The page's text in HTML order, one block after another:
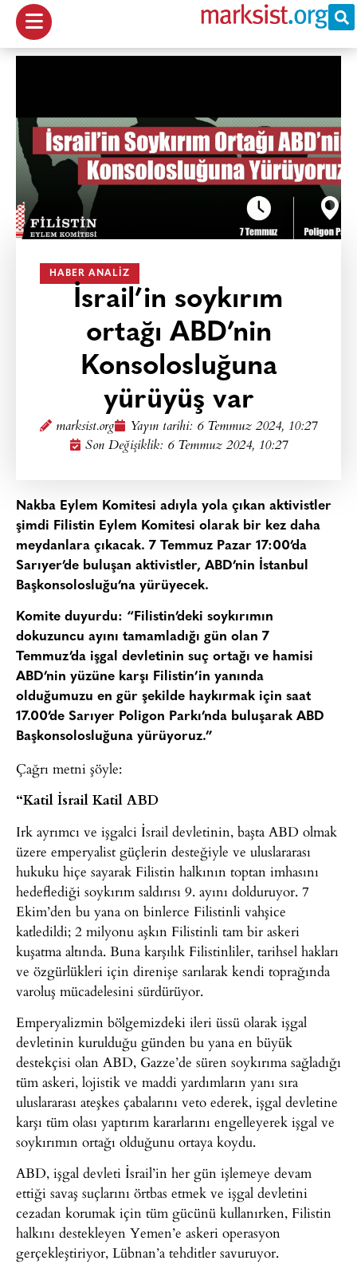
HABER ANALIZ
İsrail’in soykırım
ortağı ABD’nin
Konsolosluğuna
yürüyüş var
marksist.org Yayın tarihi: 6 Temmuz 2024, 10:27
Son Değişiklik: 6 Temmuz 2024, 10:27
Nakba Eylem Komitesi adıyla yola çıkan aktivistler
şimdi Filistin Eylem Komitesi olarak bir kez daha
meydanlara çıkacak. 7 Temmuz Pazar 17:00’da
Sarıyer’de buluşan aktivistler, ABD’nin İstanbul
Başkonsolosluğu’na yürüyecek.
Komite duyurdu: “Filistin’deki soykırımın
dokuzuncu ayını tamamladığı gün olan 7
Temmuz’da işgal devletinin suç ortağı ve hamisi
ABD’nin yüzüne karşı Filistin’in yanında
olduğumuzu en gür şekilde haykırmak için saat
17.00’de Sarıyer Poligon Parkı’nda buluşarak ABD
Başkonsolosluğuna yürüyoruz.”
Çağrı metni şöyle:
“Katil İsrail Katil ABD
Irk ayrımcı ve işgalci İsrail devletinin, başta ABD olmak
üzere emperyalist güçlerin desteğiyle ve uluslararası
hukuku hiçe sayarak Filistin halkının toptan imhasını
hedeflediği soykırım saldırısı 9. ayını dolduruyor. 7
Ekim’den bu yana on binlerce Filistinli vahşice
katledildi; 2 milyonu aşkın Filistinli tam bir askeri
kuşatma altında. Buna karşılık Filistinliler, tarihsel hakları
ve özgürlükleri için direnişe sarılarak kendi toprağında
varoluş mücadelesini sürdürüyor.
Emperyalizmin bölgemizdeki ileri üssü olarak işgal
devletinin kurulduğu günden bu yana en büyük
destekçisi olan ABD, Gazze’de süren soykırıma sağladığı
tüm askeri, lojistik ve maddi yardımların yanı sıra
uluslararası ateşkes çabalarını veto ederek, işgal devletine
karşı tüm olası yaptırım kararlarını engelleyerek işgal ve
soykırımın ortağı olduğunu ortaya koydu.
ABD, işgal devleti İsrail’in her gün işlemeye devam
ettiği savaş suçlarını örtbas etmek ve işgal devletini
cezadan korumak için tüm gücünü kullanırken, Filistin
halkını destekleyen Yemen’e askeri operasyon
gerçekleştiriyor, Lübnan’a tehditler savuruyor.